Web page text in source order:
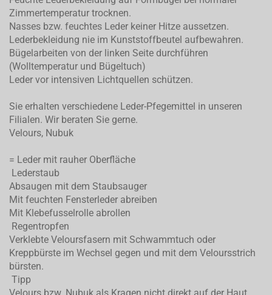
Zimmertemperatur trocknen.
Nasses bzw. feuchtes Leder keiner Hitze aussetzen.
Lederbekleidung nie im Kunststoffbeutel aufbewahren.
Bügelarbeiten von der linken Seite durchführen
(Wolltemperatur und Bügeltuch)
Leder vor intensiven Lichtquellen schützen.
Sie erhalten verschiedene Leder-Pfegemittel in unseren
Filialen. Wir beraten Sie gerne.
Velours, Nubuk
= Leder mit rauher Oberfläche
Lederstaub
Absaugen mit dem Staubsauger
Mit feuchten Fensterleder abreiben
Mit Klebefusselrolle abrollen
Regentropfen
Verklebte Veloursfasern mit Schwammtuch oder
Kreppbürste im Wechsel gegen und mit dem Veloursstrich
bürsten.
Tipp
Velours bzw. Nubuk als Kragen nicht direkt auf der Haut